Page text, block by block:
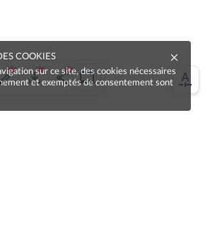
COOKIES
sur ce site, des cookies nécessaires
et exemptés de consentement sont